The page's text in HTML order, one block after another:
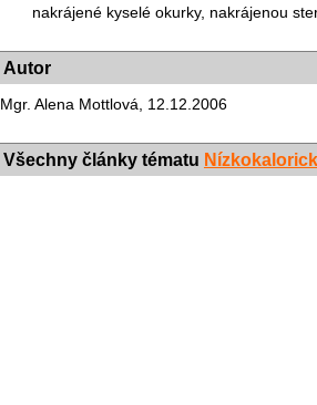
nakrájené kyselé okurky, nakrájenou
Autor
Mgr. Alena Mottlová, 12.12.2006
Všechny články tématu